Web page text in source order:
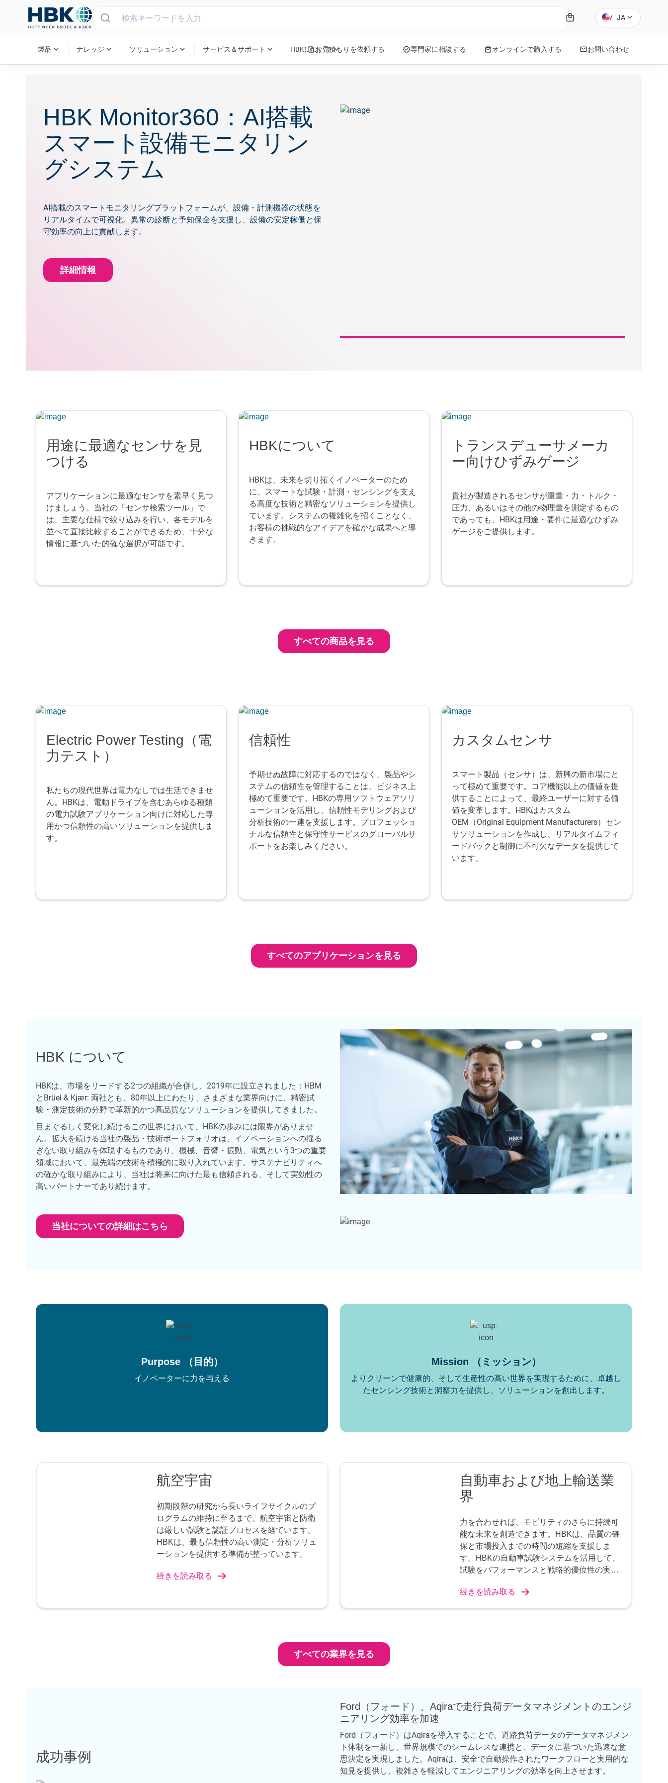
local_mall / JA expand_more
製品 expand_more ナレッジ expand_more ソリューション expand_more サービス＆サポート expand_more HBKについてexpand_more
request_quoteお見積もりを依頼する verified専門家に相談する local_mallオンラインで購入する mailお問い合わせ
HBK Monitor360：AI搭載
スマート設備モニタリン
グシステム
AI搭載のスマートモニタリングプラットフォームが、設備・計測機器の状態を
リアルタイムで可視化。異常の診断と予知保全を支援し、設備の安定稼働と保
守効率の向上に貢献します。
詳細情報
用途に最適なセンサを見
つける
アプリケーションに最適なセンサを素早く見つ
けましょう。当社の「センサ検索ツール」で
は、主要な仕様で絞り込みを行い、各モデルを
並べて直接比較することができるため、十分な
情報に基づいた的確な選択が可能です。
HBKについて
HBKは、未来を切り拓くイノベーターのため
に、スマートな試験・計測・センシングを支え
る高度な技術と精密なソリューションを提供し
ています。システムの複雑化を招くことなく、
お客様の挑戦的なアイデアを確かな成果へと導
きます。
トランスデューサメーカ
ー向けひずみゲージ
貴社が製造されるセンサが重量・力・トルク・
圧力、あるいはその他の物理量を測定するもの
であっても、HBKは用途・要件に最適なひずみ
ゲージをご提供します。
すべての商品を見る
Electric Power Testing（電
力テスト）
私たちの現代世界は電力なしでは生活できませ
ん。HBKは、電動ドライブを含むあらゆる種類
の電力試験アプリケーション向けに対応した専
用かつ信頼性の高いソリューションを提供しま
す。
信頼性
予期せぬ故障に対応するのではなく、製品やシ
ステムの信頼性を管理することは、ビジネス上
極めて重要です。HBKの専用ソフトウェアソリ
ューションを活用し、信頼性モデリングおよび
分析技術の一連を支援します。プロフェッショ
ナルな信頼性と保守性サービスのグローバルサ
ポートをお楽しみください。
カスタムセンサ
スマート製品（センサ）は、新興の新市場にと
って極めて重要です。コア機能以上の価値を提
供することによって、最終ユーザーに対する価
値を変革します。HBKはカスタム
OEM（Original Equipment Manufacturers）セン
サソリューションを作成し、リアルタイムフィ
ードバックと制御に不可欠なデータを提供して
います。
すべてのアプリケーションを見る
HBK について
HBKは、市場をリードする2つの組織が合併し、2019年に設立されました：HBM
とBrüel & Kjær: 両社とも、80年以上にわたり、さまざまな業界向けに、精密試
験・測定技術の分野で革新的かつ高品質なソリューションを提供してきました。
目まぐるしく変化し続けるこの世界において、HBKの歩みには限界がありませ
ん。拡大を続ける当社の製品・技術ポートフォリオは、イノベーションへの揺る
ぎない取り組みを体現するものであり、機械、音響・振動、電気という3つの重要
領域において、最先端の技術を積極的に取り入れています。サステナビリティへ
の確かな取り組みにより、当社は将来に向けた最も信頼される、そして実効性の
高いパートナーであり続けます。
当社についての詳細はこちら
Purpose （目的）
イノベーターに力を与える
Mission （ミッション）
よりクリーンで健康的、そして生産性の高い世界を実現するために、卓越し
たセンシング技術と洞察力を提供し、ソリューションを創出します。
航空宇宙
初期段階の研究から長いライフサイクルのプ
ログラムの維持に至るまで、航空宇宙と防衛
は厳しい試験と認証プロセスを経ています。
HBKは、最も信頼性の高い測定・分析ソリュ
ーションを提供する準備が整っています。
続きを読み取る
自動車および地上輸送業
界
力を合わせれば、モビリティのさらに持続可
能な未来を創造できます。HBKは、品質の確
保と市場投入までの時間の短縮を支援しま
す。HBKの自動車試験システムを活用して、
試験をパフォーマンスと戦略的優位性の実現
続きを読み取る
すべての業界を見る
成功事例
Ford（フォード）、Aqiraで走行負荷データマネジメントのエンジ
ニアリング効率を加速
Ford（フォード）はAqiraを導入することで、道路負荷データのデータマネジメン
ト体制を一新し、世界規模でのシームレスな連携と、データに基づいた迅速な意
思決定を実現しました。Aqiraは、安全で自動操作されたワークフローと実用的な
知見を提供し、複雑さを軽減してエンジニアリングの効率を向上させます。